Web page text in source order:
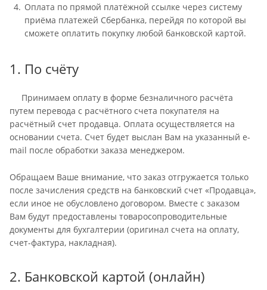
Оплата по прямой платёжной ссылке через систему
приёма платежей Сбербанка, перейдя по которой вы
сможете оплатить покупку любой банковской картой.
1. По счёту
Принимаем оплату в форме безналичного расчёта
путем перевода с расчётного счета покупателя на
расчётный счет продавца. Оплата осуществляется на
основании счета. Счет будет выслан Вам на указанный e-
mail после обработки заказа менеджером.
Обращаем Ваше внимание, что заказ отгружается только
после зачисления средств на банковский счет «Продавца»,
если иное не обусловлено договором. Вместе с заказом
Вам будут предоставлены товаросопроводительные
документы для бухгалтерии (оригинал счета на оплату,
счет-фактура, накладная).
2. Банковской картой (онлайн)